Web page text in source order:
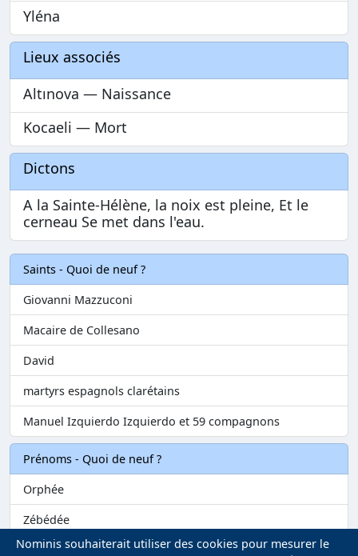
Yléna
Lieux associés
Altınova — Naissance
Kocaeli — Mort
Dictons
A la Sainte-Hélène, la noix est pleine, Et le
cerneau Se met dans l'eau.
Saints - Quoi de neuf ?
Giovanni Mazzuconi
Macaire de Collesano
David
martyrs espagnols clarétains
Manuel Izquierdo Izquierdo et 59 compagnons
Prénoms - Quoi de neuf ?
Orphée
Zébédée
Melvil
Nominis souhaiterait utiliser des cookies pour mesurer le